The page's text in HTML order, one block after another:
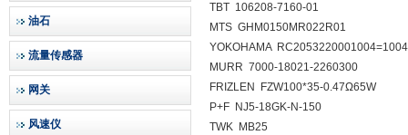
油石
流量传感器
网关
风速仪
TBT 106208-7160-01
MTS GHM0150MR022R01
YOKOHAMA
MURR 7000-18021-2260300
FRIZLEN FZW100*35-0.47Ω65W
P+F NJ5-18GK-N-150
TWK MB25